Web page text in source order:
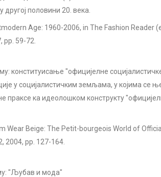
половини 20. века.
Age: 1960-2006, in The Fashion Reader
pp. 59-72.
конституисање "официјелне
у социјалистичким земљама, у којима се
ка идеолошком конструкту
Wear Beige: The Petit-bourgeois World of
2004, pp. 127-164.
"Љубав и мода"